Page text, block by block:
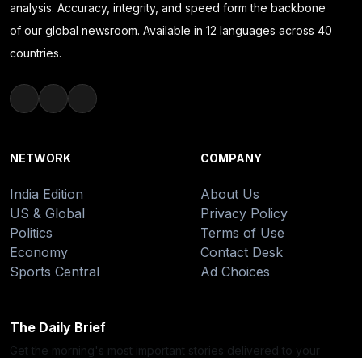
analysis. Accuracy, integrity, and speed form the backbone
of our global newsroom. Available in 12 languages across 40
countries.
NETWORK
India Edition
US & Global
Politics
Economy
Sports Central
COMPANY
About Us
Privacy Policy
Terms of Use
Contact Desk
Ad Choices
The Daily Brief
Get the morning's most important stories delivered to your